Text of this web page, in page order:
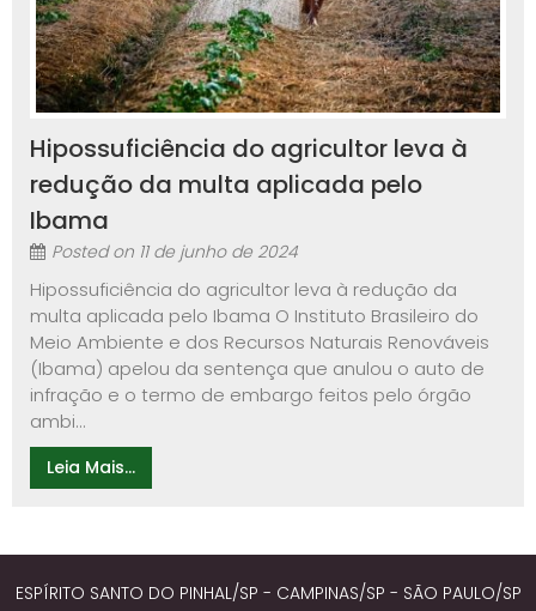
Hipossuficiência do agricultor leva à
redução da multa aplicada pelo
Ibama
Posted on 11 de junho de 2024
Hipossuficiência do agricultor leva à redução da
multa aplicada pelo Ibama O Instituto Brasileiro do
Meio Ambiente e dos Recursos Naturais Renováveis
(Ibama) apelou da sentença que anulou o auto de
infração e o termo de embargo feitos pelo órgão
ambi...
Leia Mais...
ESPÍRITO SANTO DO PINHAL/SP - CAMPINAS/SP - SÃO PAULO/SP